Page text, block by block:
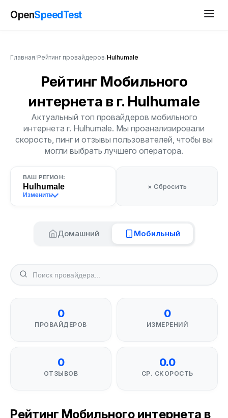
OpenSpeedTest
Главная Рейтинг провайдеров Hulhumale
Рейтинг Мобильного
интернета в г. Hulhumale
Актуальный топ провайдеров мобильного
интернета г. Hulhumale. Мы проанализировали
скорость, пинг и отзывы пользователей, чтобы вы
могли выбрать лучшего оператора.
ВАШ РЕГИОН:
Hulhumale
Изменить
× Сбросить
Домашний Мобильный
0
ПРОВАЙДЕРОВ
0
ИЗМЕРЕНИЙ
0
ОТЗЫВОВ
0.0
СР. СКОРОСТЬ
Рейтинг Мобильного интернета в